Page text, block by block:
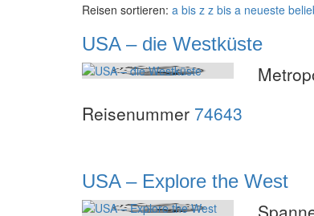
Reisen sortieren: a bis z z bis a neueste
USA – die Westküste
Reisenummer 74643
USA – Explore the West